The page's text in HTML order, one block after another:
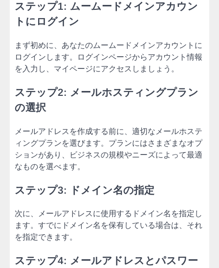
ステップ1: ムームードメインアカウン
トにログイン
まず初めに、あなたのムームードメインアカウントに
ログインします。ログインページからアカウント情報
を入力し、マイページにアクセスしましょう。
ステップ2: メールホスティングプラン
の選択
メールアドレスを作成する前に、適切なメールホステ
ィングプランを選びます。プランにはさまざまなオプ
ションがあり、ビジネスの規模やニーズによって最適
なものを選べます。
ステップ3: ドメイン名の指定
次に、メールアドレスに使用するドメイン名を指定し
ます。すでにドメイン名を保有している場合は、それ
を指定できます。
ステップ4: メールアドレスとパスワー